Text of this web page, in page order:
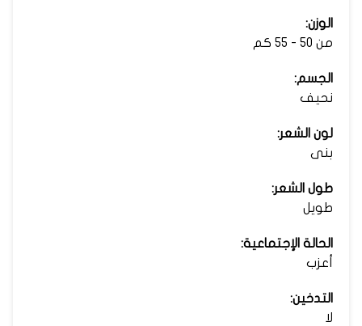
الوزن:
من 50 - 55 كم
الجسم:
نحيف
لون الشعر:
بنى
طول الشعر:
طويل
الحالة الإجتماعية:
أعزب
التدخين:
لا